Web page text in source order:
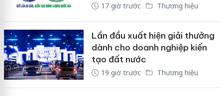
17 giờ trước Thương hiệu
Lần đầu xuất hiện giải thưởng
dành cho doanh nghiệp kiến
tạo đất nước
19 giờ trước Thương hiệu